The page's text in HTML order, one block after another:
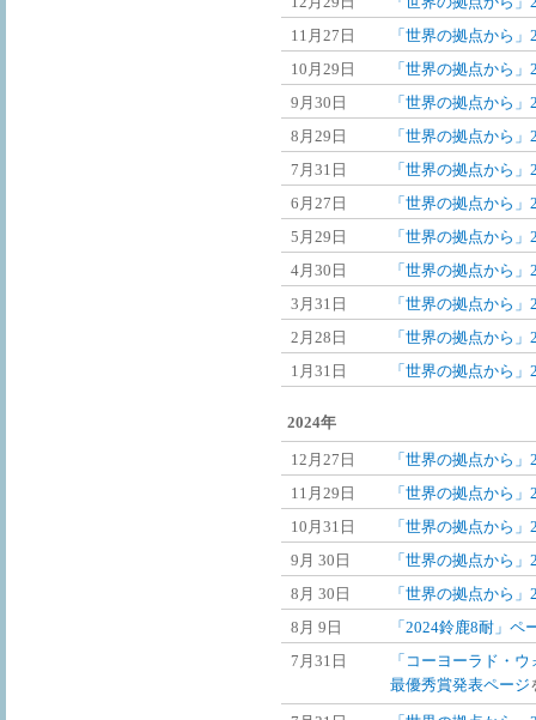
11月27日
「世界の拠点から
10月29日
「世界の拠点から
9月30日
「世界の拠点から
8月29日
「世界の拠点から
7月31日
「世界の拠点から
6月27日
「世界の拠点から
5月29日
「世界の拠点から
4月30日
「世界の拠点から
3月31日
「世界の拠点から
2月28日
「世界の拠点から
1月31日
「世界の拠点から
2024年
12月27日
「世界の拠点から
11月29日
「世界の拠点から
10月31日
「世界の拠点から
9月 30日
「世界の拠点から
8月 30日
「世界の拠点から
8月 9日
「2024鈴鹿8耐」ペ
7月31日
「コーヨーラド・
最優秀賞発表ページ